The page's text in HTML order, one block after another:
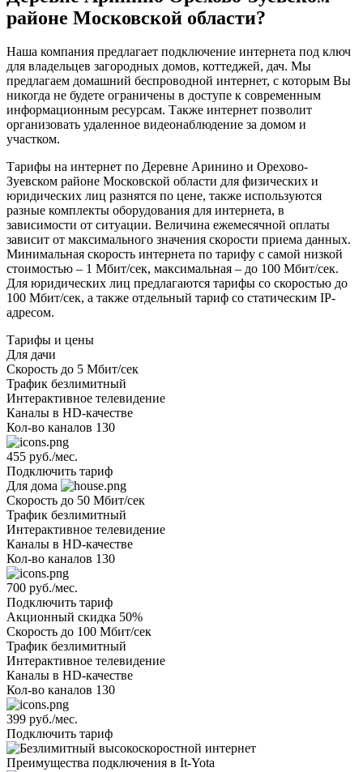
районе Московской области?
Наша компания предлагает подключение интернета под ключ
для владельцев загородных домов, коттеджей, дач. Мы
предлагаем домашний беспроводной интернет, с которым Вы
никогда не будете ограничены в доступе к современным
информационным ресурсам. Также интернет позволит
организовать удаленное видеонаблюдение за домом и
участком.
Тарифы на интернет по Деревне Аринино и Орехово-
Зуевском районе Московской области для физических и
юридических лиц разнятся по цене, также используются
разные комплекты оборудования для интернета, в
зависимости от ситуации. Величина ежемесячной оплаты
зависит от максимального значения скорости приема данных.
Минимальная скорость интернета по тарифу с самой низкой
стоимостью – 1 Мбит/сек, максимальная – до 100 Мбит/сек.
Для юридических лиц предлагаются тарифы со скоростью до
100 Мбит/сек, а также отдельный тариф со статическим IP-
адресом.
Тарифы и цены
Для дачи
Скорость до 5 Мбит/сек
Трафик безлимитный
Интерактивное телевидение
Каналы в HD-качестве
Кол-во каналов 130
455 руб./мес.
Подключить тариф
Для дома
Скорость до 50 Мбит/сек
Трафик безлимитный
Интерактивное телевидение
Каналы в HD-качестве
Кол-во каналов 130
700 руб./мес.
Подключить тариф
Акционный скидка 50%
Скорость до 100 Мбит/сек
Трафик безлимитный
Интерактивное телевидение
Каналы в HD-качестве
Кол-во каналов 130
399 руб./мес.
Подключить тариф
Преимущества подключения в It-Yota